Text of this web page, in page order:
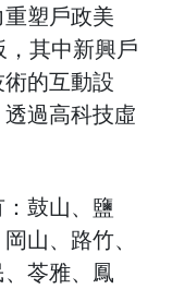
塑戶政美
其中新興戶
的互動設
過高科技虛
鼓山、鹽
山、路竹、
苓雅、鳳